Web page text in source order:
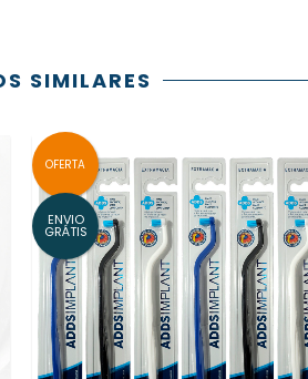
SIMILARES
OFERTA
ENVIO
GRÁTIS